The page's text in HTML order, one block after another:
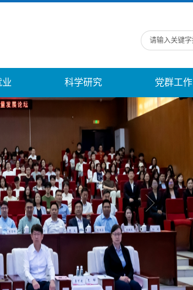
业 科学研究 党群工作